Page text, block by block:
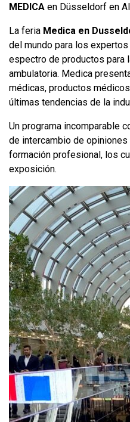
MEDICA en Düsseldorf en
La feria Medica en
del mundo para los
espectro de productos para
ambulatoria. Medica
médicas, productos
últimas tendencias de la
Un programa incomparable
de intercambio de
formación profesional, los
exposición.